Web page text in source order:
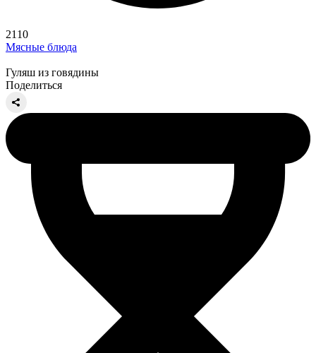
2110
Мясные блюда
Гуляш из говядины
Поделиться